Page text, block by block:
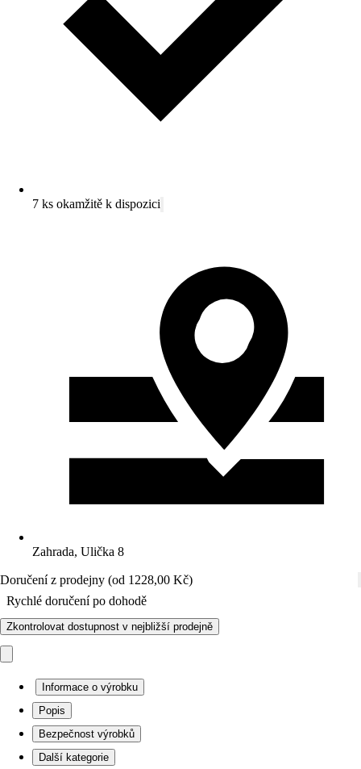
7 ks okamžitě k dispozici
Zahrada, Ulička 8
Doručení z prodejny (od 1228,00 Kč)
Rychlé doručení po dohodě
Zkontrolovat dostupnost v nejbližší prodejně
Informace o výrobku
Popis
Bezpečnost výrobků
Další kategorie